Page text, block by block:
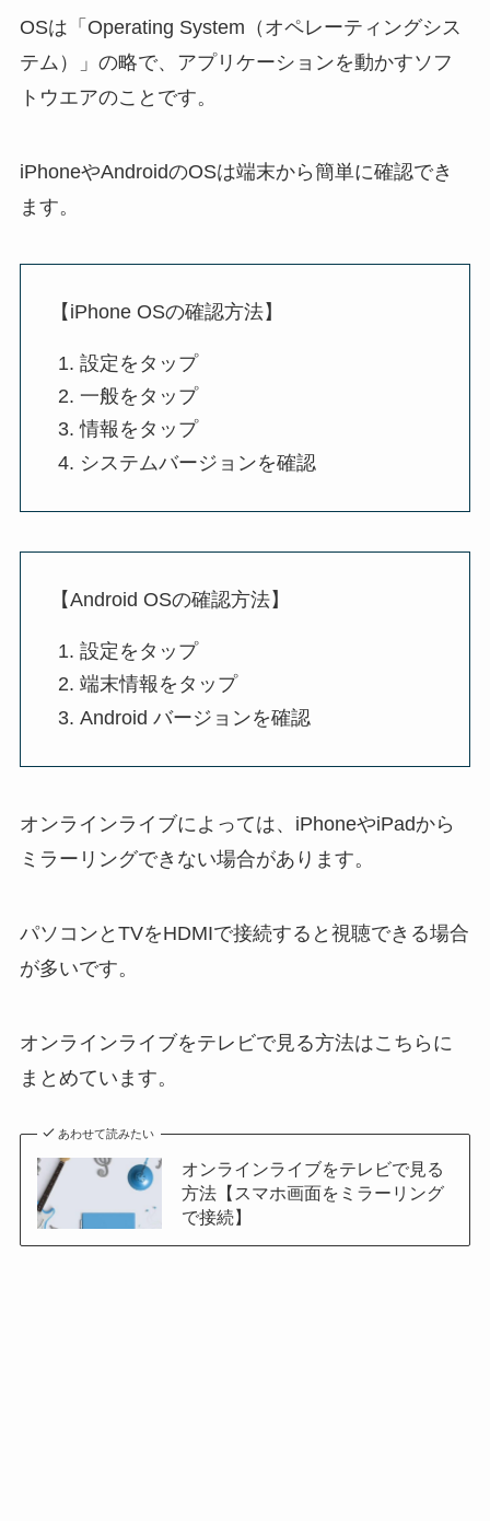
OSは「Operating System（オペレーティングシス
テム）」の略で、アプリケーションを動かすソフ
トウエアのことです。
iPhoneやAndroidのOSは端末から簡単に確認でき
ます。
【iPhone OSの確認方法】
設定をタップ
一般をタップ
情報をタップ
システムバージョンを確認
【Android OSの確認方法】
設定をタップ
端末情報をタップ
Android バージョンを確認
オンラインライブによっては、iPhoneやiPadから
ミラーリングできない場合があります。
パソコンとTVをHDMIで接続すると視聴できる場合
が多いです。
オンラインライブをテレビで見る方法はこちらに
まとめています。
あわせて読みたい
オンラインライブをテレビで見る
方法【スマホ画面をミラーリング
で接続】